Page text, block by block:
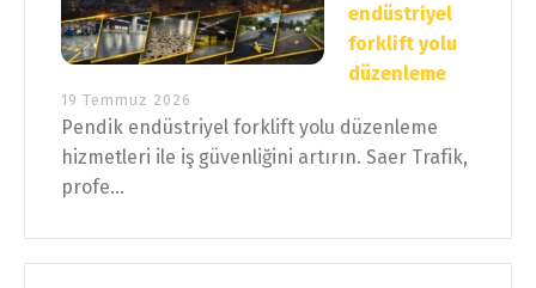
endüstriyel
forklift yolu
düzenleme
19 Temmuz 2026
Pendik endüstriyel forklift yolu düzenleme
hizmetleri ile iş güvenliğini artırın. Saer Trafik,
profe...